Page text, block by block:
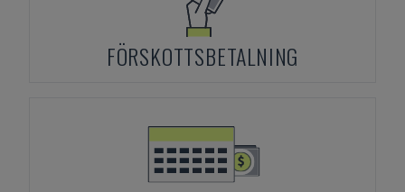
FÖRSKOTTSBETALNING